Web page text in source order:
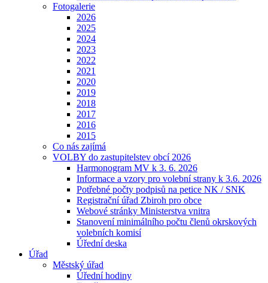
Fotogalerie
2026
2025
2024
2023
2022
2021
2020
2019
2018
2017
2016
2015
Co nás zajímá
VOLBY do zastupitelstev obcí 2026
Harmonogram MV k 3. 6. 2026
Informace a vzory pro volební strany k 3.6. 2026
Potřebné počty podpisů na petice NK / SNK
Registrační úřad Zbiroh pro obce
Webové stránky Ministerstva vnitra
Stanovení minimálního počtu členů okrskových
volebních komisí
Úřední deska
Úřad
Městský úřad
Úřední hodiny